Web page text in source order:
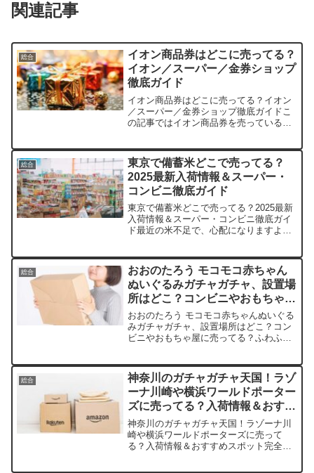
関連記事
総合
イオン商品券はどこに売ってる？
イオン／スーパー／金券ショップ
徹底ガイド
イオン商品券はどこに売ってる？イオン
／スーパー／金券ショップ徹底ガイドこ
の記事ではイオン商品券を売っている取
備考楽天市場額面価格＋手数料ありポイ
ント還元ありAmazon...
総合
東京で備蓄米どこで売ってる？
2025最新入荷情報＆スーパー・
コンビニ徹底ガイド
東京で備蓄米どこで売ってる？2025最新
入荷情報＆スーパー・コンビニ徹底ガイ
ド最近の米不足で、心配になりますよ
の取扱店や平均価格、安く買えるスポッ
トを手短に紹介します。...
総合
おおのたろう モコモコ赤ちゃん
ぬいぐるみガチャガチャ、設置場
所はどこ？コンビニやおもちゃ屋
に売ってる？
おおのたろう モコモコ赤ちゃんぬいぐる
みガチャガチャ、設置場所はどこ？コン
ビニやおもちゃ屋に売ってる？ふわふわ
モコモコ赤ちゃんぬいぐるみを売ってい
る取扱店や、平均的な...
総合
神奈川のガチャガチャ天国！ラゾ
ーナ川崎や横浜ワールドポーター
ズに売ってる？入荷情報＆おすす
めスポット完全ガイド
神奈川のガチャガチャ天国！ラゾーナ川
崎や横浜ワールドポーターズに売って
る？入荷情報＆おすすめスポット完全ガ